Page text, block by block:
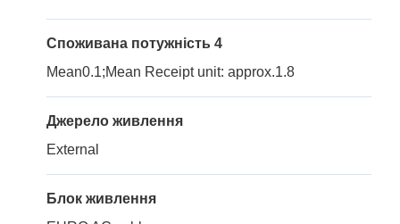
Споживана потужність 4
Mean0.1;Mean Receipt unit: approx.1.8
Джерело живлення
External
Блок живлення